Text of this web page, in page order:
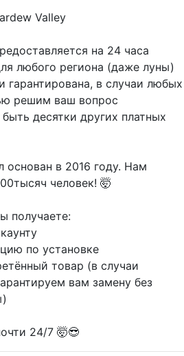
Valley
на 24 часа
любого региона (даже луны)
гарантирована, в случаи любых
решим ваш вопрос
десятки других платных
основан в 2016 году. Нам
человек! 🤯
получаете:
по установке
товар (в случаи
вам замену без
24/7 🤯😎